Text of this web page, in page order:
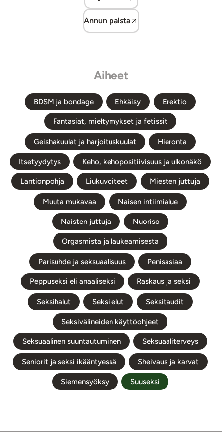
Annun palsta
Aiheet
BDSM ja bondage Ehkäisy Erektio
Fantasiat, mieltymykset ja fetissit
Geishakuulat ja harjoituskuulat Hieronta
Itsetyydytys Keho, kehopositiivisuus ja ulkonäkö
Lantionpohja Liukuvoiteet Miesten juttuja
Muuta mukavaa Naisen intiimialue
Naisten juttuja Nuoriso
Orgasmista ja laukeamisesta
Parisuhde ja seksuaalisuus Penisasiaa
Peppuseksi eli anaaliseksi Raskaus ja seksi
Seksihalut Seksilelut Seksitaudit
Seksivälineiden käyttöohjeet
Seksuaalinen suuntautuminen Seksuaaliterveys
Seniorit ja seksi ikääntyessä Sheivaus ja karvat
Siemensyöksy Suuseksi